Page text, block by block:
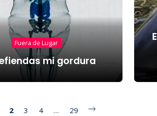
Fuera de Lugar
mi gordura
2 3 4 … 29